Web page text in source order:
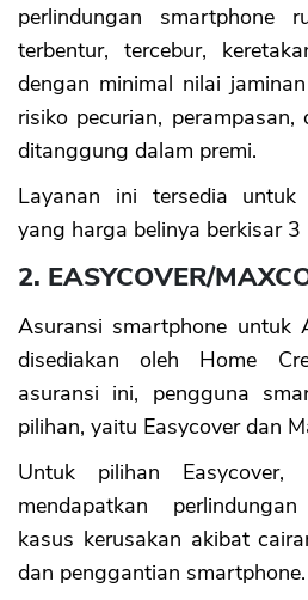
perlindungan smartphone
terbentur, tercebur,
dengan minimal nilai
risiko pecurian,
ditanggung dalam premi.
Layanan ini tersedia untuk
yang harga belinya berkisar
2. EASYCOVER/
Asuransi smartphone untuk
disediakan oleh Home
asuransi ini, pengguna
pilihan, yaitu Easycover dan
Untuk pilihan Easycover,
mendapatkan
kasus kerusakan akibat
dan penggantian smartphone.